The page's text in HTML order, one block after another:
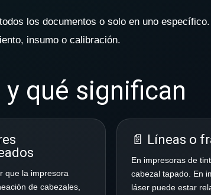
los documentos o solo en uno
insumo o calibración.
qué significan
que la impresora
de cabezales,
📄 Líneas o
En impresoras de
cabezal tapado. En
láser puede estar